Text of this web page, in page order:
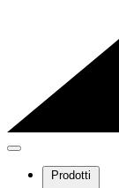
Prodotti